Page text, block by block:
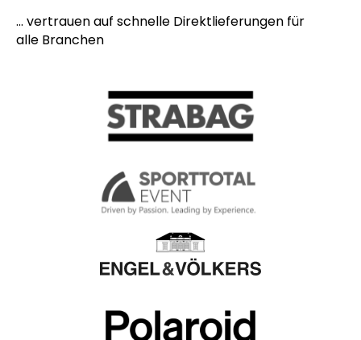
... vertrauen auf schnelle Direktlieferungen für
alle Branchen